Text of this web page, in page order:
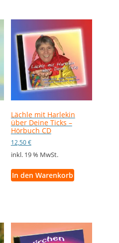
Lächle mit Harlekin
über Deine Ticks –
Hörbuch CD
12,50€
inkl. 19 % MwSt.
In den Warenkorb